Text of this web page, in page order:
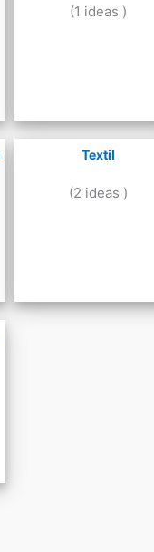
(1 ideas )
Textil
(2 ideas )